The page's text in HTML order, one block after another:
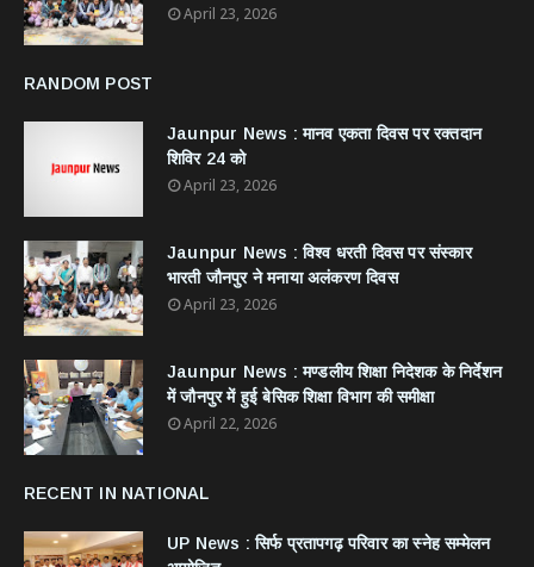
April 23, 2026
RANDOM POST
Jaunpur News : ​मानव एकता दिवस पर रक्तदान
शिविर 24 को
April 23, 2026
Jaunpur News : विश्व धरती दिवस पर संस्कार
भारती जौनपुर ने मनाया अलंकरण दिवस
April 23, 2026
Jaunpur News : ​मण्डलीय शिक्षा निदेशक के निर्देशन
में जौनपुर में हुई बेसिक शिक्षा विभाग की समीक्षा
April 22, 2026
RECENT IN NATIONAL
UP News : सिर्फ प्रतापगढ़ परिवार का स्नेह सम्मेलन